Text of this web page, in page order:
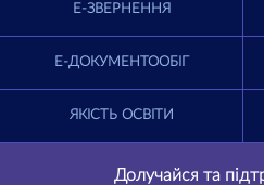
E-ЗВЕРНЕННЯ
Е-ДОКУМЕНТООБІГ
ЯКІСТЬ ОСВІТИ
Долучайся та